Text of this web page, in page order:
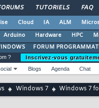
TUTORIELS FAQ
Cloud IA ALM
Arduino Hardware HPC
FORUM
?
Inscrivez-vous
Blogs Agenda Chat
Windows 7 Windows 7